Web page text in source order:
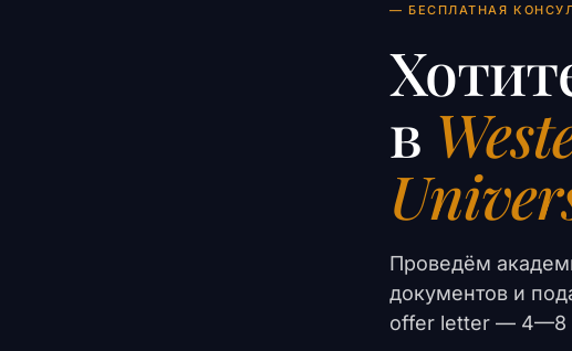
— БЕСПЛАТНАЯ
в
Проведём
документов и
offer letter — 4—8